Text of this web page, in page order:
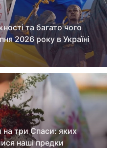
Погода
Регіони
Статті
Думки
Вакансії
та багато чого
2026 року в Україні
три Спаси: яких
наші предки